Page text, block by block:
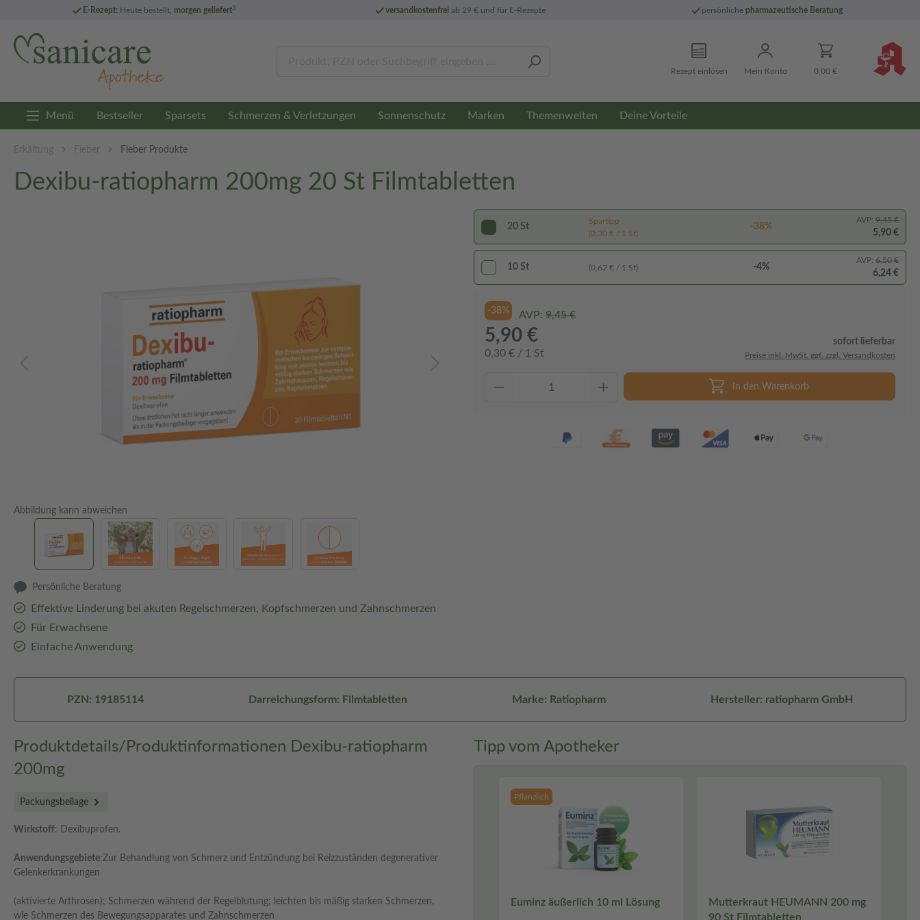
E-Rezept: Heute bestellt, morgen geliefert3 versandkostenfrei ab 29 € und für E-Rezepte persönliche pharmazeutische Beratung
Rezept einlösen Mein Konto 0,00 €
Menü Bestseller Sparsets Schmerzen & Verletzungen Sonnenschutz Marken Themenwelten Deine Vorteile
Erkältung Fieber Fieber Produkte
Dexibu-ratiopharm 200mg 20 St Filmtabletten
Abbildung kann abweichen
Persönliche Beratung
Effektive Linderung bei akuten Regelschmerzen, Kopfschmerzen und Zahnschmerzen
Für Erwachsene
Einfache Anwendung
20 St
Spartipp
(0,30 € / 1 St)
-38%
AVP: 9,45 €
5,90 €
10 St (0,62 € / 1 St) -4%
AVP: 6,50 €
6,24 €
-38% AVP: 9,45 €
5,90 €
0,30 € / 1 St
sofort lieferbar
Preise inkl. MwSt. ggf. zzgl. Versandkosten
In den Warenkorb
PZN: 19185114 Darreichungsform: Filmtabletten Marke: Ratiopharm Hersteller: ratiopharm GmbH
Produktdetails/Produktinformationen Dexibu-ratiopharm
200mg
Packungsbeilage
Wirkstoff: Dexibuprofen.
Anwendungsgebiete:Zur Behandlung von Schmerz und Entzündung bei Reizzuständen degenerativer
Gelenkerkrankungen
(aktivierte Arthrosen); Schmerzen während der Regelblutung; leichten bis mäßig starken Schmerzen,
wie Schmerzen des Bewegungsapparates und Zahnschmerzen
Tipp vom Apotheker
Pflanzlich
Euminz äußerlich 10 ml Lösung
Mutterkraut HEUMANN 200 mg
90 St Filmtabletten